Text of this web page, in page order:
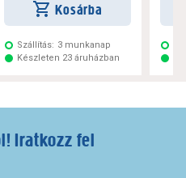
Kosárba
Szállítás: 3 munkanap
Készleten 23 áruházban
Iratkozz fel